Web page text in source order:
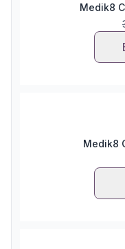
Medik8
Medik8